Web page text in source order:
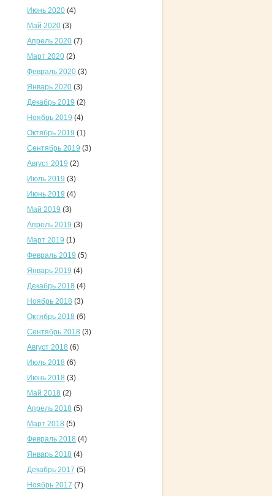
Июнь 2020 (4)
Май 2020 (3)
Апрель 2020 (7)
Март 2020 (2)
Февраль 2020 (3)
Январь 2020 (3)
Декабрь 2019 (2)
Ноябрь 2019 (4)
Октябрь 2019 (1)
Сентябрь 2019 (3)
Август 2019 (2)
Июль 2019 (3)
Июнь 2019 (4)
Май 2019 (3)
Апрель 2019 (3)
Март 2019 (1)
Февраль 2019 (5)
Январь 2019 (4)
Декабрь 2018 (4)
Ноябрь 2018 (3)
Октябрь 2018 (6)
Сентябрь 2018 (3)
Август 2018 (6)
Июль 2018 (6)
Июнь 2018 (3)
Май 2018 (2)
Апрель 2018 (5)
Март 2018 (5)
Февраль 2018 (4)
Январь 2018 (4)
Декабрь 2017 (5)
Ноябрь 2017 (7)